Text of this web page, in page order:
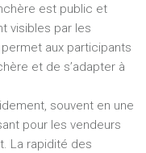
est public et
visibles par les
aux participants
et de s’adapter à
souvent en une
pour les vendeurs
La rapidité des